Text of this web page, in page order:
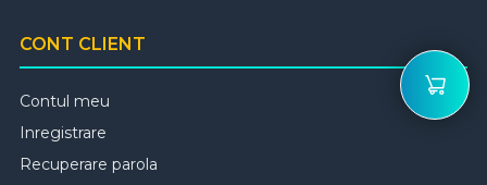
CONT CLIENT
Contul meu
Inregistrare
Recuperare parola